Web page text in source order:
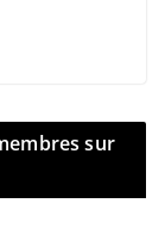
sur